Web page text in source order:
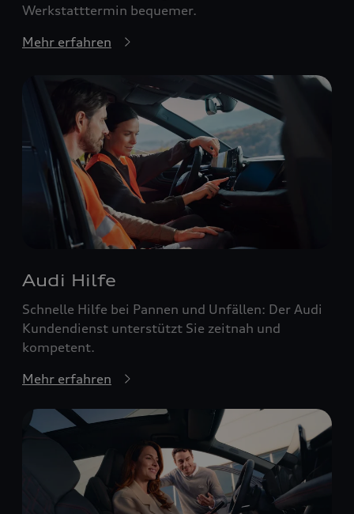
Werkstatttermin bequemer.
Mehr erfahren
Audi Hilfe
Schnelle Hilfe bei Pannen und Unfällen: Der Audi
Kundendienst unterstützt Sie zeitnah und
kompetent.
Mehr erfahren